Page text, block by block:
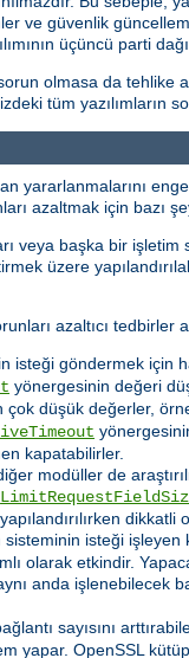
ve güvenlik
üçüncü parti
olmasa da tehlike
tüm yazılımların
yararlanmalarını
azaltmak için bazı
veya başka bir
üzere
azaltıcı tedbirler
göndermek için
yönergesinin değeri
çok düşük değerler,
kapatabilirler.
modüller de
dikkatli
isteği işleyen
olarak etkindir.
anda işlenebilecek
sayısını
yapar. OpenSSL